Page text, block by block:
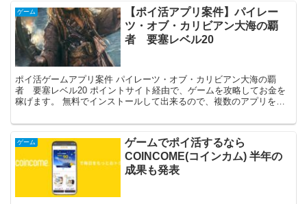
ゲーム
【ポイ活アプリ案件】パイレー
ツ・オブ・カリビアン大海の覇
者 要塞レベル20
ポイ活ゲームアプリ案件 パイレーツ・オブ・カリビアン大海の覇
者 要塞レベル20 ポイントサイト経由で、ゲームを攻略してお金を
稼げます。 無料でインストールして出来るので、複数のアプリを平
ゲーム
ゲームでポイ活するなら
COINCOME(コインカム) 半年の
成果も発表